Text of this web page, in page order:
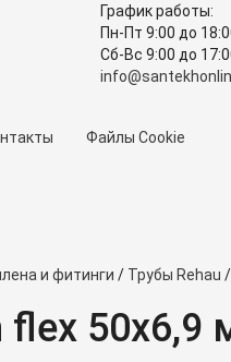
График работы:
Пн-Пт 9:00 до
Сб-Вс 9:00 до
Файлы Cookie
и фитинги / Трубы Rehau /
flex 50х6,9